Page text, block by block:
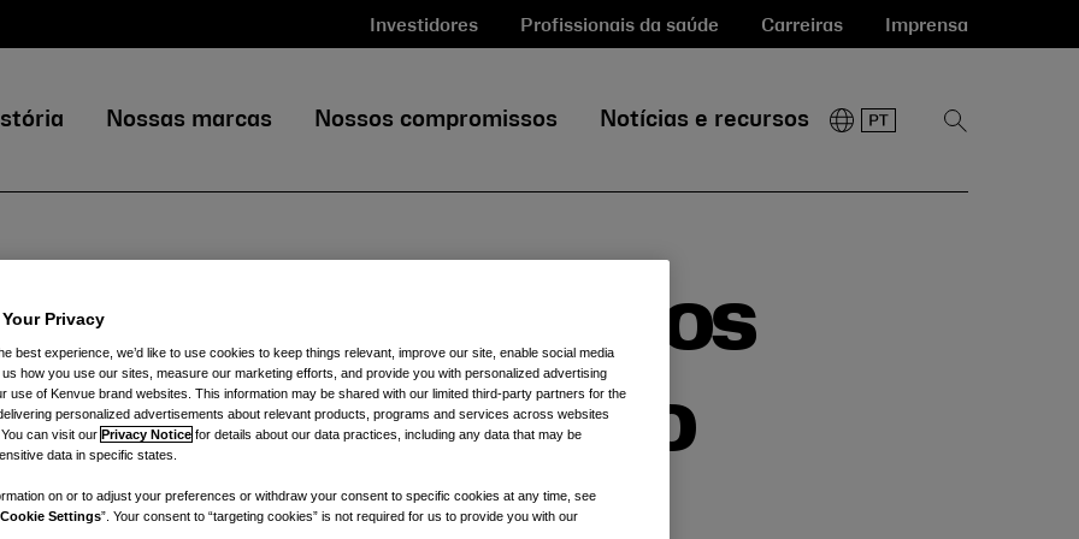
Investidores Profissionais da saúde Carreiras Imprensa
Nossas marcas Nossos compromissos Notícias e recursos
Mostrar
os resultados
e do ano
Privacy
best experience, we’d like to use cookies to keep things relevant, improve our site, enable social media
how you use our sites, measure our marketing efforts, and provide you with personalized advertising
use of Kenvue brand websites. This information may be shared with our limited third-party partners for the
personalized advertisements about relevant products, programs and services across websites
can visit our Privacy Notice for details about our data practices, including any data that may be
data in specific states.
on or to adjust your preferences or withdraw your consent to specific cookies at any time, see
Settings”. Your consent to “targeting cookies” is not required for us to provide you with our